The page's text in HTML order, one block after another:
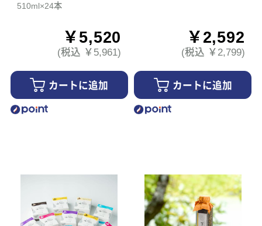
510ml×24本
￥5,520
(税込 ￥5,961)
カートに追加
￥2,592
(税込 ￥2,799)
カートに追加